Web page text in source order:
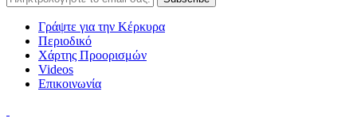
Γράψτε για την Κέρκυρα
Περιοδικό
Χάρτης Προορισμών
Videos
Επικοινωνία